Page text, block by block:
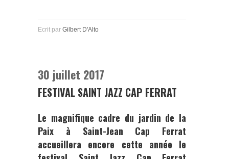
Ecrit par Gilbert D'Alto
30 juillet 2017
FESTIVAL SAINT JAZZ CAP FERRAT
Le magnifique cadre du jardin de la
Paix à Saint-Jean Cap Ferrat
accueillera encore cette année le